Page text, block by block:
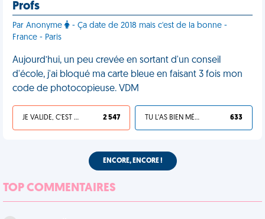
Profs
Par Anonyme
- Ça date de 2018 mais c'est de la bonne -
France - Paris
Aujourd’hui, un peu crevée en sortant d'un conseil
d'école, j'ai bloqué ma carte bleue en faisant 3 fois mon
code de photocopieuse. VDM
JE VALIDE, C'EST UNE VDM 2 547 TU L'AS BIEN MÉRITÉ 633
ENCORE, ENCORE !
TOP COMMENTAIRES